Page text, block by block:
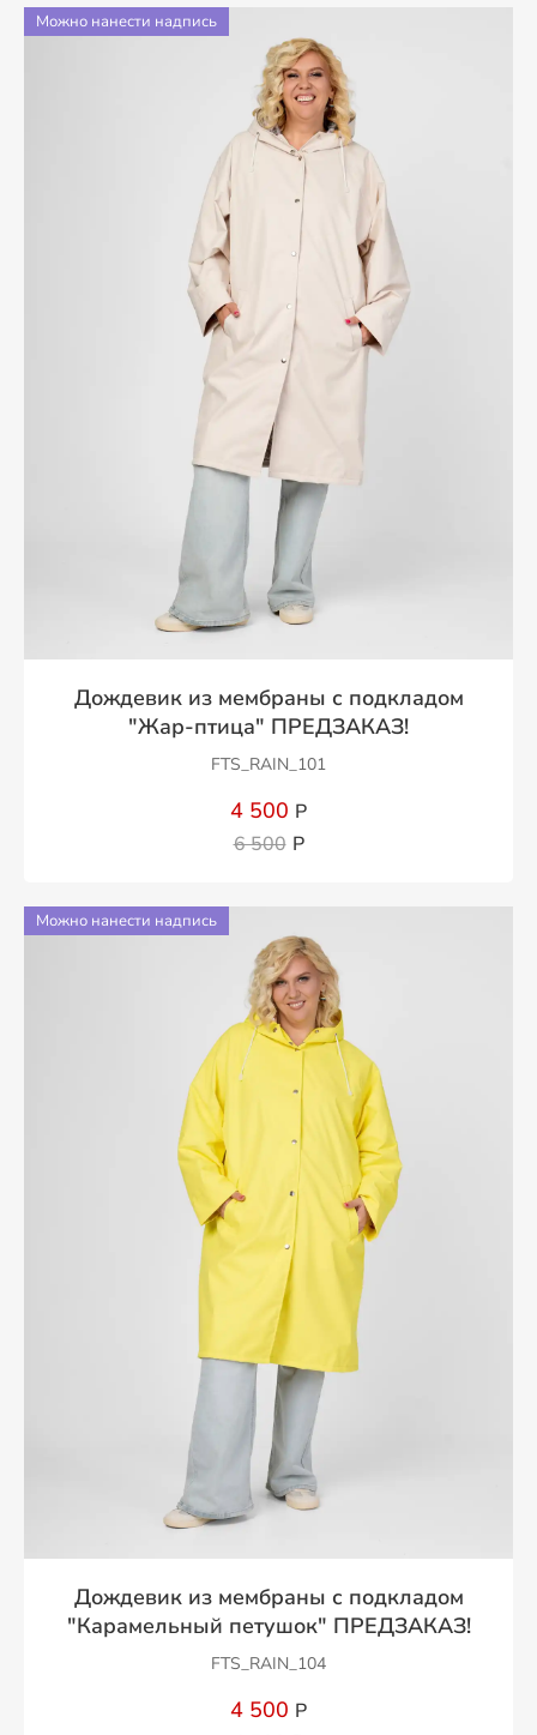
Можно нанести надпись
Дождевик из мембраны с подкладом
"Жар-птица" ПРЕДЗАКАЗ!
FTS_RAIN_101
4 500 Р
6 500 Р
Можно нанести надпись
Дождевик из мембраны с подкладом
"Карамельный петушок" ПРЕДЗАКАЗ!
FTS_RAIN_104
4 500 Р